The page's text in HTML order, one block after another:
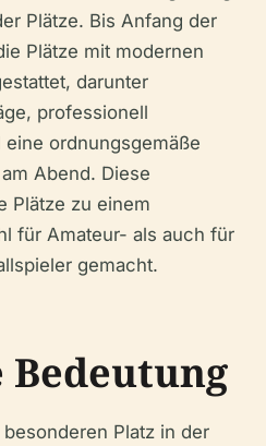
Plätze. Bis Anfang der
Plätze mit modernen
darunter
professionell
ordnungsgemäße
Abend. Diese
Plätze zu einem
für Amateur- als auch für
gemacht.
Platz in der